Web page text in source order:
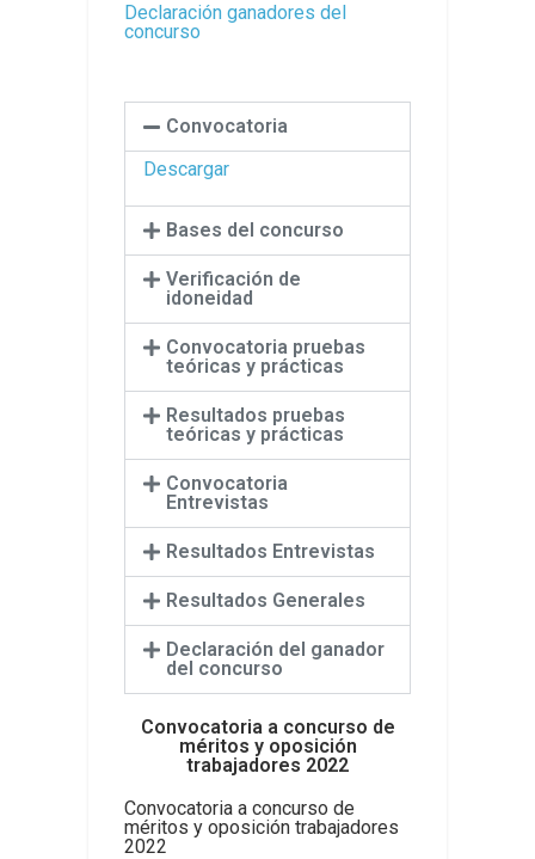
Declaración ganadores del
concurso
Convocatoria
Descargar
Bases del concurso
Verificación de
idoneidad
Convocatoria pruebas
teóricas y prácticas
Resultados pruebas
teóricas y prácticas
Convocatoria
Entrevistas
Resultados Entrevistas
Resultados Generales
Declaración del ganador
del concurso
Convocatoria a concurso de
méritos y oposición
trabajadores 2022
Convocatoria a concurso de
méritos y oposición trabajadores
2022